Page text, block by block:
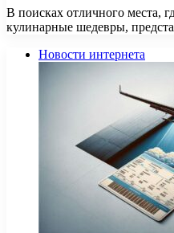
В поисках отличного места,
кулинарные шедевры,
Новости интернета